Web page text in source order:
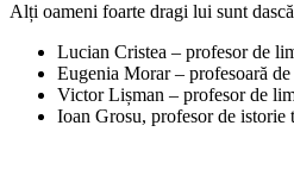
Alți oameni foarte dragi lui sunt
Lucian Cristea – profesor de
Eugenia Morar – profesoară de
Victor Lișman – profesor de
Ioan Grosu, profesor de istorie